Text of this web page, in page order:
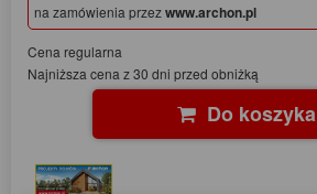
na zamówienia przezwww.archon.pl
Cena regularna
Najniższa cena z 30 dni przed obniżką
Do koszyka